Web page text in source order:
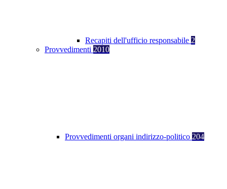
Recapiti dell'ufficio responsabile 2
Provvedimenti 2010
Provvedimenti organi indirizzo-politico 204